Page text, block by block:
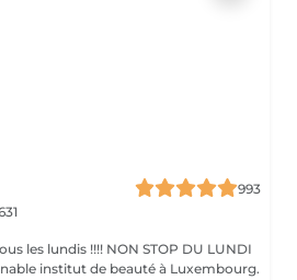
993
les lundis !!!! NON STOP DU LUNDI